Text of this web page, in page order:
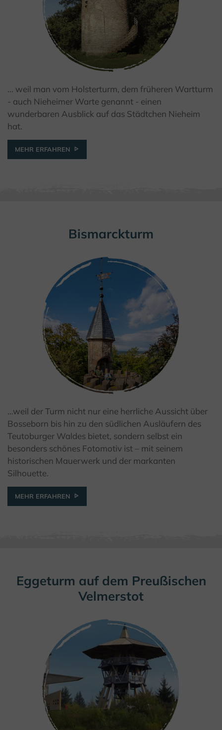
© Kulturland Kreis Höxter
... weil man vom Holsterturm, dem früheren Wartturm
- auch Nieheimer Warte genannt - einen
wunderbaren Ausblick auf das Städtchen Nieheim
hat.
MEHR ERFAHREN
Bismarckturm
© Teutoburger Wald / Stadt Höxter / D. Ketz
…weil der Turm nicht nur eine herrliche Aussicht über
Bosseborn bis hin zu den südlichen Ausläufern des
Teutoburger Waldes bietet, sondern selbst ein
besonders schönes Fotomotiv ist – mit seinem
historischen Mauerwerk und der markanten
Silhouette.
MEHR ERFAHREN
Eggeturm auf dem Preußischen
Velmerstot